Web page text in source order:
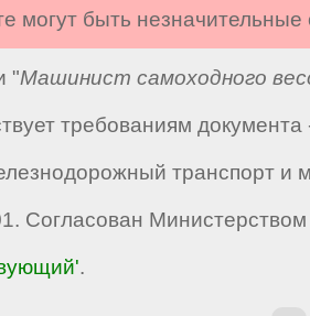
могут быть
"Машинист самоходного
требованиям
транспорт и
Согласован
.